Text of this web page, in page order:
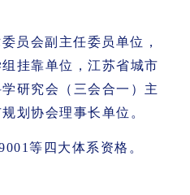
员会副主任委员单位，
挂靠单位，江苏省城市
研究会（三会合一）主
划协会理事长单位。
等四大体系资格。